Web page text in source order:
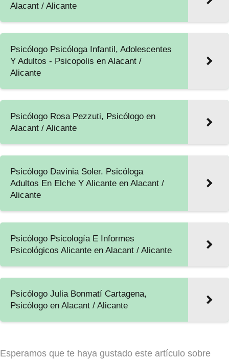
Alacant / Alicante
Psicólogo Psicóloga Infantil, Adolescentes
Y Adultos - Psicopolis en Alacant /
Alicante
Psicólogo Rosa Pezzuti, Psicólogo en
Alacant / Alicante
Psicólogo Davinia Soler. Psicóloga
Adultos En Elche Y Alicante en Alacant /
Alicante
Psicólogo Psicología E Informes
Psicológicos Alicante en Alacant / Alicante
Psicólogo Julia Bonmatí Cartagena,
Psicólogo en Alacant / Alicante
Esperamos que te haya gustado este artículo sobre